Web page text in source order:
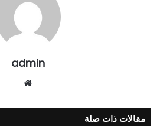
admin
مقالات ذات صلة